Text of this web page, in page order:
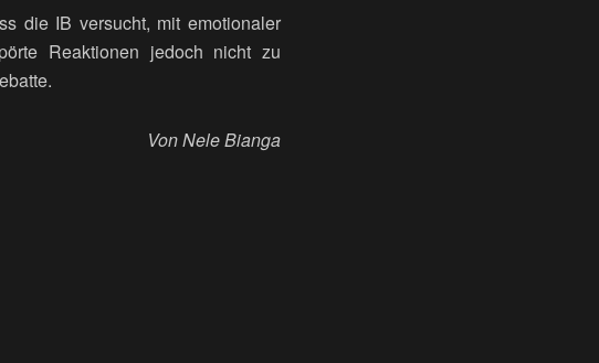
die IB versucht, mit emotionaler
Reaktionen jedoch nicht zu
Von Nele Bianga